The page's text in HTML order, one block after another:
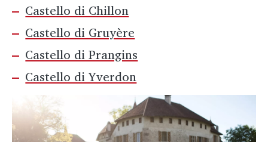
Castello di Chillon
Castello di Gruyère
Castello di Prangins
Castello di Yverdon